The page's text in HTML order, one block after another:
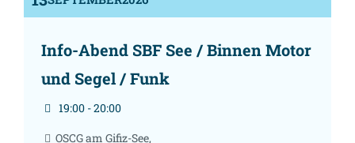
Info-Abend SBF See / Binnen Motor
und Segel / Funk
19:00 - 20:00
OSCG am Gifiz-See,